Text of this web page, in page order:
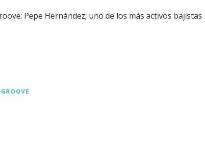
Pepe Hernández; uno de los más activos bajistas
GROOVE